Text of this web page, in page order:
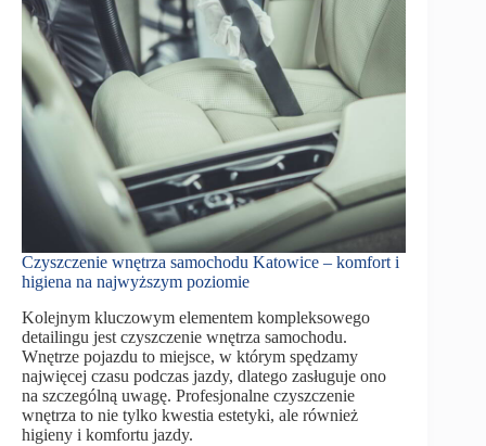
Czyszczenie wnętrza samochodu Katowice – komfort i
higiena na najwyższym poziomie
Kolejnym kluczowym elementem kompleksowego
detailingu jest czyszczenie wnętrza samochodu.
Wnętrze pojazdu to miejsce, w którym spędzamy
najwięcej czasu podczas jazdy, dlatego zasługuje ono
na szczególną uwagę. Profesjonalne czyszczenie
wnętrza to nie tylko kwestia estetyki, ale również
higieny i komfortu jazdy.